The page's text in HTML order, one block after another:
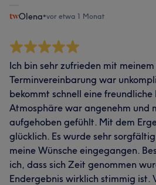
Olena•vor etwa 1 Monat
Ich bin sehr zufrieden mit meinem
Terminvereinbarung war
bekommt schnell eine freundliche
Atmosphäre war angenehm und
aufgehoben gefühlt. Mit dem
glücklich. Es wurde sehr
meine Wünsche eingegangen.
ich, dass sich Zeit genommen
Endergebnis wirklich stimmig ist.